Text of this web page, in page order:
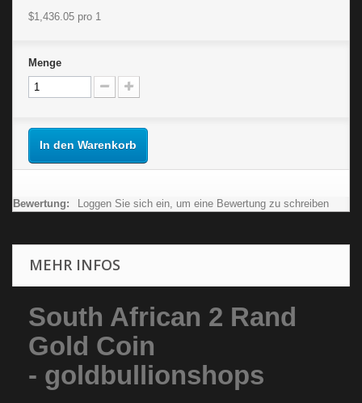
$1,436.05 pro 1
Menge
In den Warenkorb
Bewertung: Loggen Sie sich ein, um eine Bewertung zu schreiben
MEHR INFOS
South African 2 Rand
Gold Coin
- goldbullionshops